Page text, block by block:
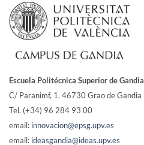
Escuela Politécnica Superior de Gandia
C/ Paranimf, 1. 46730 Grao de Gandia
Tel. (+34) 96 284 93 00
email: innovacion@epsg.upv.es
email: ideasgandia@ideas.upv.es